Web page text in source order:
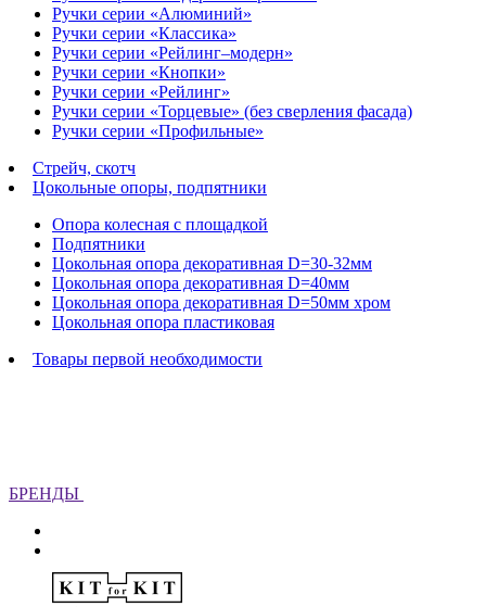
Ручки серии «Алюминий»
Ручки серии «Классика»
Ручки серии «Рейлинг–модерн»
Ручки серии «Кнопки»
Ручки серии «Рейлинг»
Ручки серии «Торцевые» (без сверления фасада)
Ручки серии «Профильные»
Стрейч, скотч
Цокольные опоры, подпятники
Опора колесная с площадкой
Подпятники
Цокольная опора декоративная D=30-32мм
Цокольная опора декоративная D=40мм
Цокольная опора декоративная D=50мм хром
Цокольная опора пластиковая
Товары первой необходимости
БРЕНДЫ